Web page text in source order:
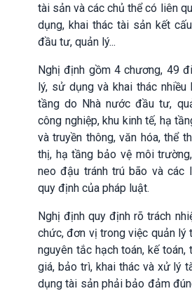
tài sản và các chủ thể có liên
dụng, khai thác tài sản kết
đầu tư, quản lý...
Nghị định gồm 4 chương, 49
lý, sử dụng và khai thác
tầng do Nhà nước đầu tư,
công nghiệp, khu kinh tế, hạ
và truyền thông, văn hóa, thể
thị, hạ tầng bảo vệ môi
neo đậu tránh trú bão và các
quy định của pháp luật.
Nghị địnhquy định rõ trách
chức, đơn vị trong việc quản lý
nguyên tắc hạch toán, kế toán,
giá, bảo trì, khai thác và xử lý
dụng tài sản phải bảo đảm